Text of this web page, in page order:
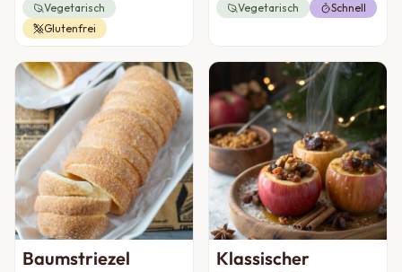
Vegetarisch
Glutenfrei
Vegetarisch Schnell
Baumstriezel
Klassischer